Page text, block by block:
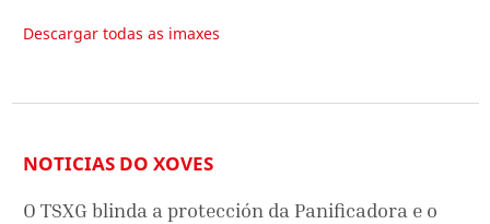
Descargar todas as imaxes
NOTICIAS DO XOVES
O TSXG blinda a protección da Panificadora e o